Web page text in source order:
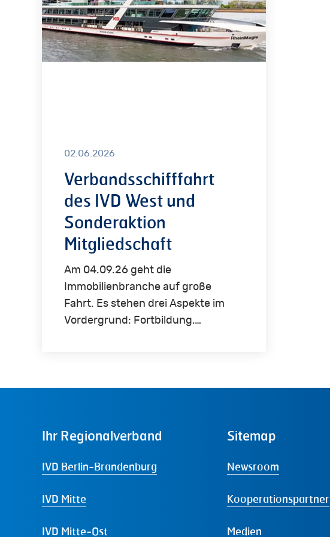
West
und
Sonderaktion
02.06.2026
Verbandsschifffahrt
des IVD West und
Sonderaktion
Mitgliedschaft
Am 04.09.26 geht die
Immobilienbranche auf große
Fahrt. Es stehen drei Aspekte im
Vordergrund: Fortbildung,…
Ihr Regionalverband
IVD Berlin-Brandenburg
IVD Mitte
IVD Mitte-Ost
Sitemap
Newsroom
Kooperationspartner
Medien